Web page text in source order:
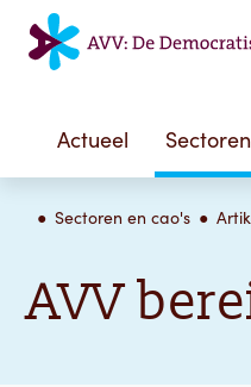
Actueel
Sectoren en cao's
AVV